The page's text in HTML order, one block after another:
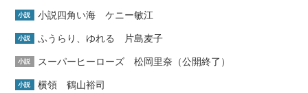
小説 小説四角い海 ケニー敏江
小説 ふうらり、ゆれる 片島麦子
小説 スーパーヒーローズ 松岡里奈（公開終了）
小説 横領 鶴山裕司